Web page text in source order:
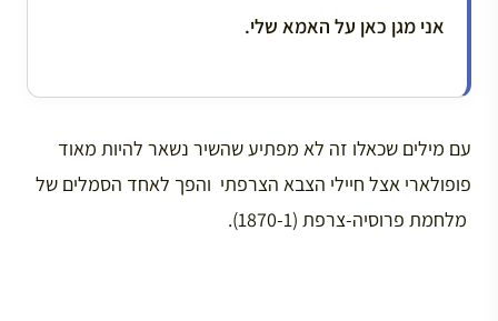
אני מגן כאן על האמא שלי.
עם מילים שכאלו זה לא מפתיע שהשיר נשאר להיות מאוד
פופולארי אצל חיילי הצבא הצרפתי והפך לאחד הסמלים של
מלחמת פרוסיה-צרפת (1870-1).